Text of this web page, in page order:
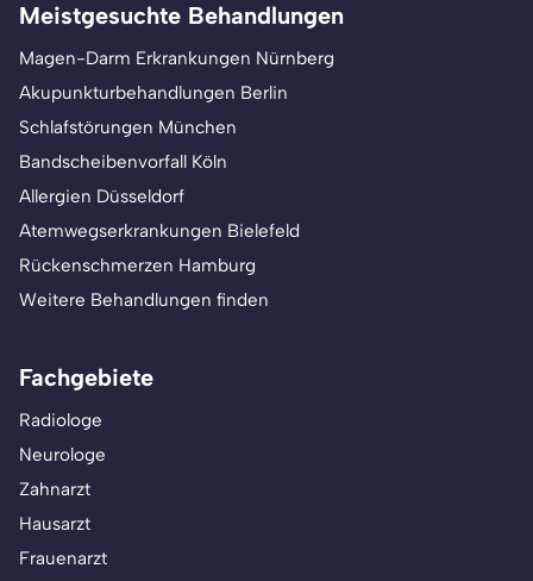
Meistgesuchte Behandlungen
Magen-Darm Erkrankungen Nürnberg
Akupunkturbehandlungen Berlin
Schlafstörungen München
Bandscheibenvorfall Köln
Allergien Düsseldorf
Atemwegserkrankungen Bielefeld
Rückenschmerzen Hamburg
Weitere Behandlungen finden
Fachgebiete
Radiologe
Neurologe
Zahnarzt
Hausarzt
Frauenarzt